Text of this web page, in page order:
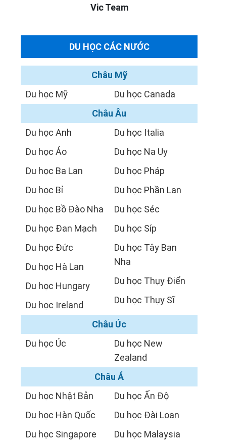
Vic Team
DU HỌC CÁC NƯỚC
Châu Mỹ
Du học Mỹ
Du học Canada
Châu Âu
Du học Anh
Du học Áo
Du học Ba Lan
Du học Bỉ
Du học Bồ Đào Nha
Du học Đan Mạch
Du học Đức
Du học Hà Lan
Du học Hungary
Du học Ireland
Du học Italia
Du học Na Uy
Du học Pháp
Du học Phần Lan
Du học Séc
Du học Síp
Du học Tây Ban
Nha
Du học Thụy Điển
Du học Thụy Sĩ
Châu Úc
Du học Úc
Du học New
Zealand
Châu Á
Du học Nhật Bản
Du học Hàn Quốc
Du học Singapore
Du học Ấn Độ
Du học Đài Loan
Du học Malaysia